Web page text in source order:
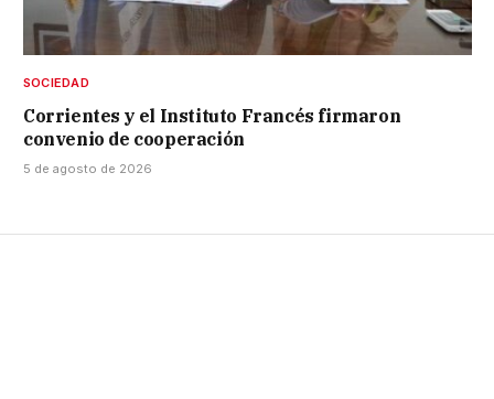
SOCIEDAD
Corrientes y el Instituto Francés firmaron
convenio de cooperación
5 de agosto de 2026